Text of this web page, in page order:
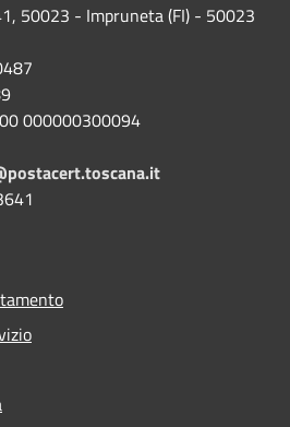
50023 - Impruneta (FI) - 50023
000000300094